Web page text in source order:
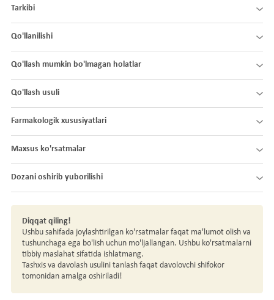
Tarkibi
Qo'llanilishi
Qo'llash mumkin bo'lmagan holatlar
Qo'llash usuli
Farmakologik xususiyatlari
Maxsus ko'rsatmalar
Dozani oshirib yuborilishi
Diqqat qiling!
Ushbu sahifada joylashtirilgan ko'rsatmalar faqat ma'lumot olish va
tushunchaga ega bo'lish uchun mo'ljallangan. Ushbu ko'rsatmalarni
tibbiy maslahat sifatida ishlatmang.
Tashxis va davolash usulini tanlash faqat davolovchi shifokor
tomonidan amalga oshiriladi!